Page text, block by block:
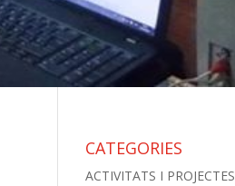
CATEGORIES
ACTIVITATS I PROJECTES